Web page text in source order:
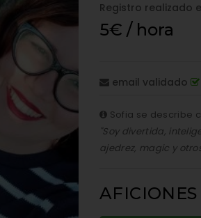
Registro realizado
5€ / hora
email validado
Sofia se describe
"Soy divertida,
ajedrez, magic y
AFICIONES